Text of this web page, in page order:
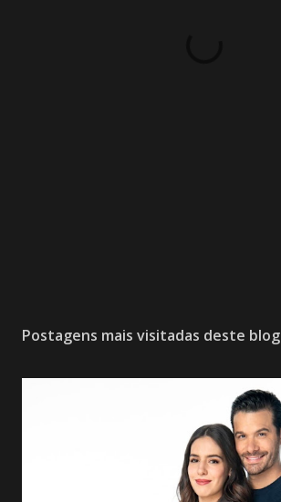
Postagens mais visitadas deste blog